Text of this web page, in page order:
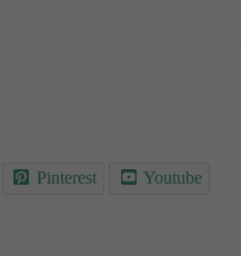
Pinterest Youtube